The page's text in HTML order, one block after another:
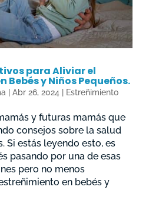
para Aliviar el
Bebés y Niños Pequeños.
Abr 26, 2024 Estreñimiento
y futuras mamás que
consejos sobre la salud
Si estás leyendo esto, es
pasando por una de esas
pero no menos
en bebés y